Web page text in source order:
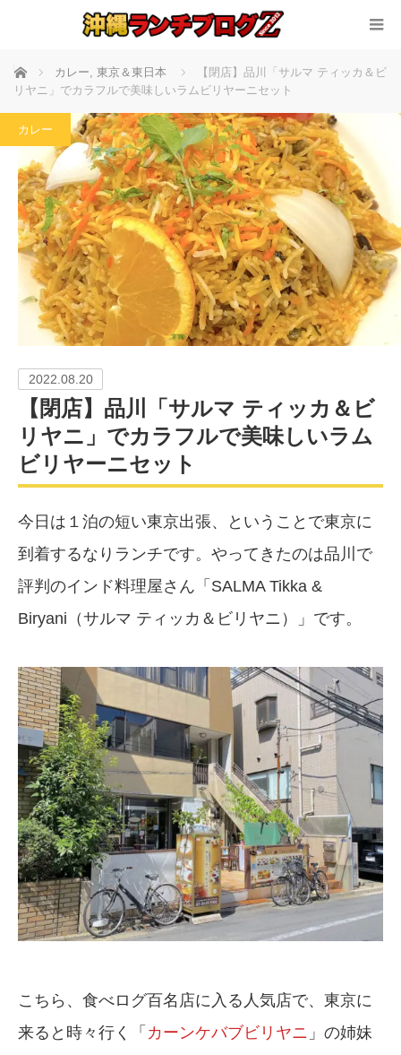
ホーム カレー, 東京＆東日本
【閉店】品川「サルマ ティッカ＆ビ
リヤニ」でカラフルで美味しいラムビリヤーニセット
カレー
2022.08.20
【閉店】品川「サルマ ティッカ＆ビ
リヤニ」でカラフルで美味しいラム
ビリヤーニセット
今日は１泊の短い東京出張、ということで東京に
到着するなりランチです。やってきたのは品川で
評判のインド料理屋さん「SALMA Tikka &
Biryani（サルマ ティッカ＆ビリヤニ）」です。
こちら、食べログ百名店に入る人気店で、東京に
来ると時々行く「 カーンケバブビリヤニ 」の姉妹